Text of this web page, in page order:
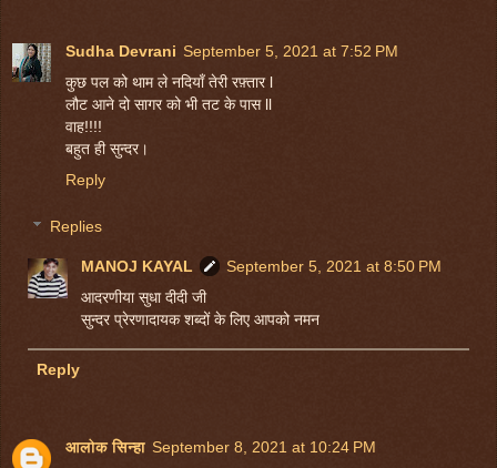
Sudha Devrani September 5, 2021 at 7:52 PM
कुछ पल को थाम ले नदियाँ तेरी रफ़्तार l
लौट आने दो सागर को भी तट के पास ll
वाह!!!!
बहुत ही सुन्दर।
Reply
Replies
MANOJ KAYAL
September 5, 2021 at 8:50 PM
आदरणीया सुधा दीदी जी
सुन्दर प्रेरणादायक शब्दों के लिए आपको नमन
Reply
आलोक सिन्हा September 8, 2021 at 10:24 PM